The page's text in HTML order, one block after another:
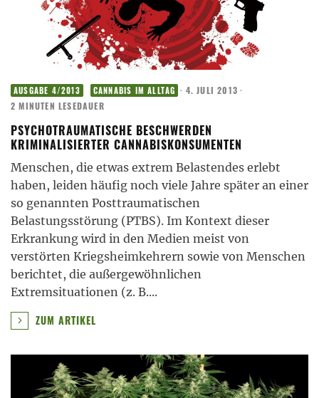
AUSGABE 4/2013 CANNABIS IM ALLTAG · 4. JULI 2013 ·
2 MINUTEN LESEDAUER
PSYCHOTRAUMATISCHE BESCHWERDEN
KRIMINALISIERTER CANNABISKONSUMENTEN
Menschen, die etwas extrem Belastendes erlebt
haben, leiden häufig noch viele Jahre später an einer
so genannten Posttraumatischen
Belastungsstörung (PTBS). Im Kontext dieser
Erkrankung wird in den Medien meist von
verstörten Kriegsheimkehrern sowie von Menschen
berichtet, die außergewöhnlichen
Extremsituationen (z. B....
ZUM ARTIKEL